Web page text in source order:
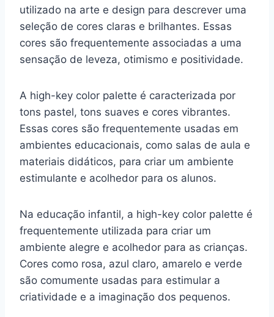
utilizado na arte e design para descrever uma
seleção de cores claras e brilhantes. Essas
cores são frequentemente associadas a uma
sensação de leveza, otimismo e positividade.
A high-key color palette é caracterizada por
tons pastel, tons suaves e cores vibrantes.
Essas cores são frequentemente usadas em
ambientes educacionais, como salas de aula e
materiais didáticos, para criar um ambiente
estimulante e acolhedor para os alunos.
Na educação infantil, a high-key color palette é
frequentemente utilizada para criar um
ambiente alegre e acolhedor para as crianças.
Cores como rosa, azul claro, amarelo e verde
são comumente usadas para estimular a
criatividade e a imaginação dos pequenos.